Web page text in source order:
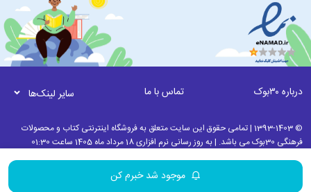
موجود شد خبرم کن
درباره ۳۰بوک تماس با ما سایر لینک‌ها
© 1393-1403 | تمامی حقوق این سایت متعلق به فروشگاه اینترنتی کتاب و محصولات
فرهنگی 30بوک می باشد. | به روز رسانی نرم افزاری 18 مرداد ماه 1405 ساعت 01:30